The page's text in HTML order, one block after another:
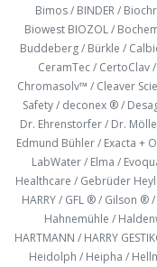
Bimos / BINDER /
Biowest BIOZOL /
Buddeberg / Bürkle /
CeramTec / CertoClav
Chromasolv™ / Cleaver
Safety / deconex ® /
Dr. Ehrenstorfer / Dr.
Edmund Bühler / Exacta +
LabWater / Elma /
Healthcare / Gebrüder
HARRY / GFL ® / Gilson
Hahnemühle /
HARTMANN / HARRY
Heidolph / Heipha /